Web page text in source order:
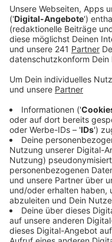
Wupperman
Leverkusen gegrüßt.
Veröffentlicht:
Anzeige
Ein Video davon
Netzwerken geteilt.
aus zwei Gründen. Er
gewesen, im Namen
Grüße zu übermitteln.
Personen auf der
politische Zwecke
prüfen zu lassen, hat
Strafanzeige